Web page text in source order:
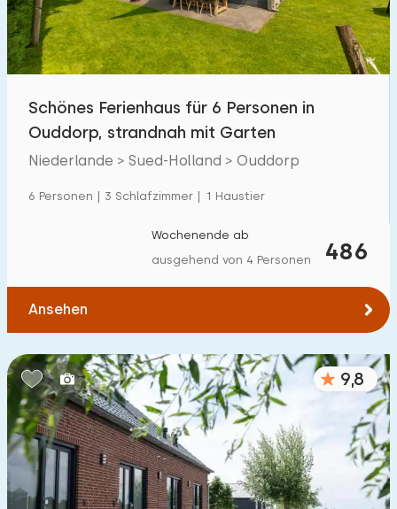
Kinderanimation 29
Kindereinrichtungen im Park 44
Zugänglichkeit
Schönes Ferienhaus für 6 Personen in
Ouddorp, strandnah mit Garten
Niederlande > Sued-Holland > Ouddorp
6 Personen | 3 Schlafzimmer | 1 Haustier
486
Wochenende ab
ausgehend von 4 Personen
Ansehen
9,8